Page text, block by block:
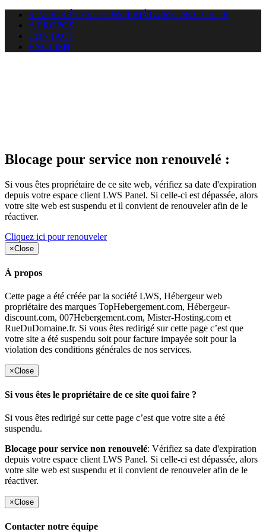
SI VOUS ÊTES LE PROPRIÉTAIRE DE CE SITE
A PROPOS
CONTACT
ENGLISH
Blocage pour service non renouvelé :
Si vous êtes propriétaire de ce site web, vérifiez sa date d'expiration
depuis votre espace client LWS Panel. Si celle-ci est dépassée, alors
votre site web est suspendu et il convient de renouveler afin de le
réactiver.
Cliquez ici pour renouveler
×Close
À propos
Cette page a été créée par la société LWS, Hébergeur web
propriétaire des marques TopHebergement.com, Hébergeur-
discount.com, 007Hebergement.com, Mister-Hosting.com et
RueDuDomaine.fr. Si vous êtes redirigé sur cette page c’est que
votre site a été suspendu soit pour facture impayée soit pour la
violation des conditions générales de nos services.
×Close
Si vous êtes le propriétaire de ce site quoi faire ?
Si vous êtes redirigé sur cette page c’est que votre site a été
suspendu.
Blocage pour service non renouvelé: Vérifiez sa date d'expiration
depuis votre espace client LWS Panel. Si celle-ci est dépassée, alors
votre site web est suspendu et il convient de renouveler afin de le
réactiver.
×Close
Contacter notre équipe